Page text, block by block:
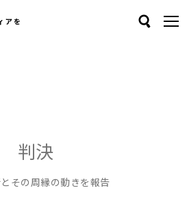
判決
その周縁の動きを報告